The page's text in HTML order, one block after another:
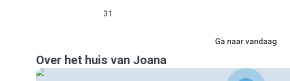
31
Ga naar vandaag
Over het huis van Joana